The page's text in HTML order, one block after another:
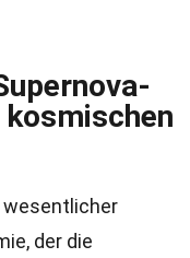
wesentlicher
der die